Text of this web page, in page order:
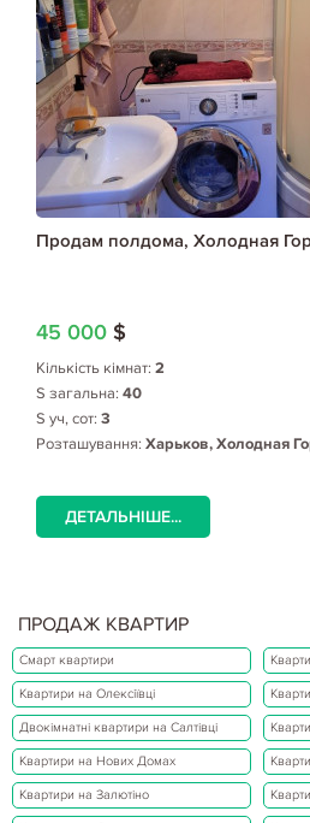
Продам полдома, Холодная
45 000 $
Кількість кімнат: 2
S загальна: 40
S уч, сот: 3
Розташування: Харьков, Холодная
ДЕТАЛЬНІШЕ...
ПРОДАЖ КВАРТИР
Смарт квартири
Квартири на Олексіївці
Двокімнатні квартири на Салтівці
Квартири на Нових Домах
Квартири на Залютіно